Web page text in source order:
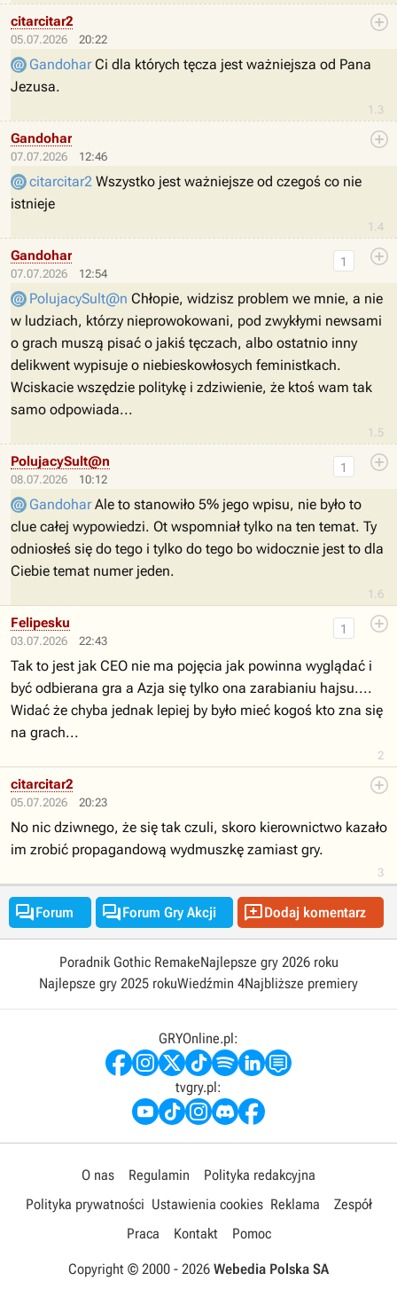
05.07.2026 20:22
1.3
citarcitar2
GandoharCi dla których tęcza jest ważniejsza od Pana
Jezusa.
07.07.2026 12:46
1.4
Gandohar
citarcitar2 Wszystko jest ważniejsze od czegoś co nie
istnieje
07.07.2026 12:54
1.5
1
Gandohar
PolujacySult@n Chłopie, widzisz problem we mnie, a nie
w ludziach, którzy nieprowokowani, pod zwykłymi newsami
o grach muszą pisać o jakiś tęczach, albo ostatnio inny
delikwent wypisuje o niebieskowłosych feministkach.
Wciskacie wszędzie politykę i zdziwienie, że ktoś wam tak
samo odpowiada...
08.07.2026 10:12
1.6
1
PolujacySult@n
GandoharAle to stanowiło 5% jego wpisu, nie było to
clue całej wypowiedzi. Ot wspomniał tylko na ten temat. Ty
odniosłeś się do tego i tylko do tego bo widocznie jest to dla
Ciebie temat numer jeden.
03.07.2026 22:43
2
1
Felipesku
Tak to jest jak CEO nie ma pojęcia jak powinna wyglądać i
być odbierana gra a Azja się tylko ona zarabianiu hajsu....
Widać że chyba jednak lepiej by było mieć kogoś kto zna się
na grach...
05.07.2026 20:23
3
citarcitar2
No nic dziwnego, że się tak czuli, skoro kierownictwo kazało
im zrobić propagandową wydmuszkę zamiast gry.
Forum Forum Gry Akcji Dodaj komentarz
Poradnik Gothic RemakeNajlepsze gry 2026 roku
Najlepsze gry 2025 rokuWiedźmin 4Najbliższe premiery
GRYOnline.pl:
tvgry.pl:
O nas Regulamin
Polityka redakcyjna
Polityka prywatności Ustawienia cookies Reklama
Zespół
Praca
Kontakt Pomoc
Copyright © 2000 - 2026 Webedia Polska SA